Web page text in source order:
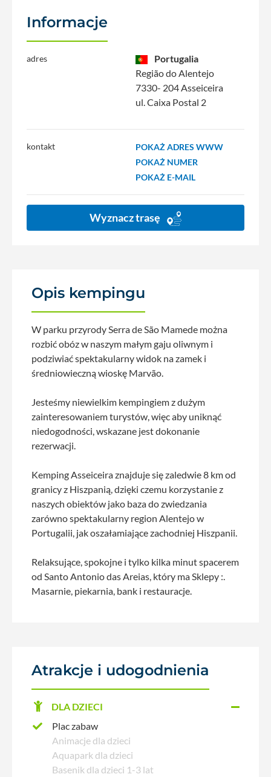
Informacje
adres
Portugalia
Região do Alentejo
7330- 204 Asseiceira
ul. Caixa Postal 2
kontakt
POKAŻ ADRES WWW
POKAŻ NUMER
POKAŻ E-MAIL
Wyznacz trasę
Opis kempingu
W parku przyrody Serra de São Mamede można
rozbić obóz w naszym małym gaju oliwnym i
podziwiać spektakularny widok na zamek i
średniowieczną wioskę Marvão.
Jesteśmy niewielkim kempingiem z dużym
zainteresowaniem turystów, ​​więc aby uniknąć
niedogodności, wskazane jest dokonanie
rezerwacji.
Kemping Asseiceira znajduje się zaledwie 8 km od
granicy z Hiszpanią, dzięki czemu korzystanie z
naszych obiektów jako baza do zwiedzania
zarówno spektakularny region Alentejo w
Portugalii, jak oszałamiające zachodniej Hiszpanii.
Relaksujące, spokojne i tylko kilka minut spacerem
od Santo Antonio das Areias, który ma Sklepy :.
Masarnie, piekarnia, bank i restauracje.
Atrakcje i udogodnienia
DLA DZIECI
Plac zabaw
Animacje dla dzieci
Aquapark dla dzieci
Basenik dla dzieci 1-3 lat